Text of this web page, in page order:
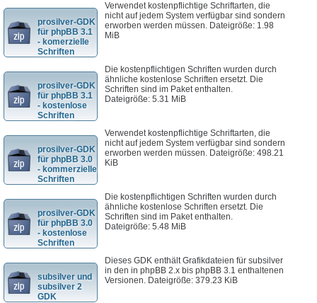
prosilver-GDK
für phpBB 3.1
- komerzielle
Schriften
Verwendet kostenpflichtige Schriftarten, die
nicht auf jedem System verfügbar sind sondern
erworben werden müssen. Dateigröße: 1.98
MiB
prosilver-GDK
für phpBB 3.1
- kostenlose
Schriften
Die kostenpflichtigen Schriften wurden durch
ähnliche kostenlose Schriften ersetzt. Die
Schriften sind im Paket enthalten.
Dateigröße: 5.31 MiB
prosilver-GDK
für phpBB 3.0
- kommerzielle
Schriften
Verwendet kostenpflichtige Schriftarten, die
nicht auf jedem System verfügbar sind sondern
erworben werden müssen. Dateigröße: 498.21
KiB
prosilver-GDK
für phpBB 3.0
- kostenlose
Schriften
Die kostenpflichtigen Schriften wurden durch
ähnliche kostenlose Schriften ersetzt. Die
Schriften sind im Paket enthalten.
Dateigröße: 5.48 MiB
subsilver und
subsilver 2
GDK
Dieses GDK enthält Grafikdateien für subsilver
in den in phpBB 2.x bis phpBB 3.1 enthaltenen
Versionen. Dateigröße: 379.23 KiB